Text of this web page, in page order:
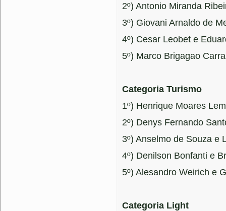
2º) Antonio Miranda
3º) Giovani Arnaldo de
4º) Cesar Leobet e
5º) Marco Brigagao
Categoria Turismo
1º) Henrique Moares
2º) Denys Fernando
3º) Anselmo de Souza e
4º) Denilson Bonfanti e
5º) Alesandro Weirich e
Categoria Light